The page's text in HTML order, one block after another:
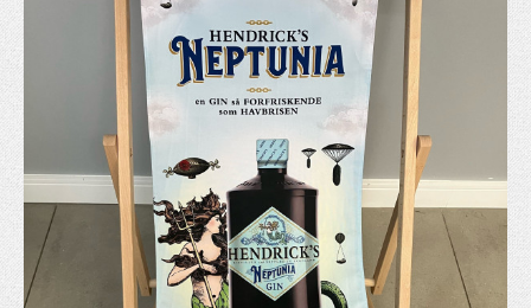
Dibond (2)
Plexiglass (2)
ACCESSOIRES
Lests (3)
Eclairage (2)